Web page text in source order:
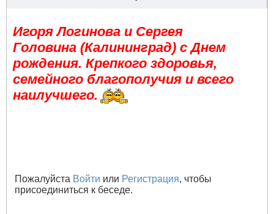
Игоря Логинова и Сергея
Головина (Калининград) с Днем
рождения. Крепкого здоровья,
семейного благополучия и всего
наилучшего.
Пожалуйста Войти или Регистрация, чтобы
присоединиться к беседе.